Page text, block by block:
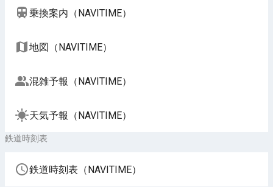
乗換案内（NAVITIME）
地図（NAVITIME）
混雑予報（NAVITIME）
天気予報（NAVITIME）
鉄道時刻表
鉄道時刻表（NAVITIME）